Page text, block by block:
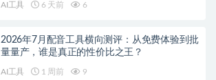
AI工具 6 天前 6
2026年7月配音工具横向测评：从免费体验到批
量量产，谁是真正的性价比之王？
AI工具 1 周前 9